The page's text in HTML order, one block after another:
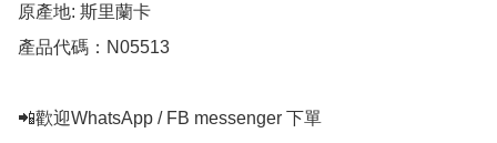
原產地: 斯里蘭卡
產品代碼：N05513
📲歡迎WhatsApp / FB messenger 下單